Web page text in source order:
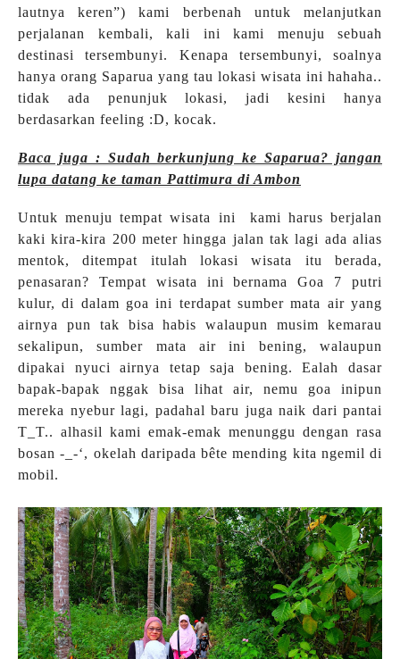
lautnya keren”) kami berbenah untuk melanjutkan
perjalanan kembali, kali ini kami menuju sebuah
destinasi tersembunyi. Kenapa tersembunyi, soalnya
hanya orang Saparua yang tau lokasi wisata ini hahaha..
tidak ada penunjuk lokasi, jadi kesini hanya
berdasarkan feeling :D, kocak.
Baca juga : Sudah berkunjung ke Saparua? jangan
lupa datang ke taman Pattimura di Ambon
Untuk menuju tempat wisata ini kami harus berjalan
kaki kira-kira 200 meter hingga jalan tak lagi ada alias
mentok, ditempat itulah lokasi wisata itu berada,
penasaran? Tempat wisata ini bernama Goa 7 putri
kulur, di dalam goa ini terdapat sumber mata air yang
airnya pun tak bisa habis walaupun musim kemarau
sekalipun, sumber mata air ini bening, walaupun
dipakai nyuci airnya tetap saja bening. Ealah dasar
bapak-bapak nggak bisa lihat air, nemu goa inipun
mereka nyebur lagi, padahal baru juga naik dari pantai
T_T.. alhasil kami emak-emak menunggu dengan rasa
bosan -_-‘, okelah daripada bête mending kita ngemil di
mobil.